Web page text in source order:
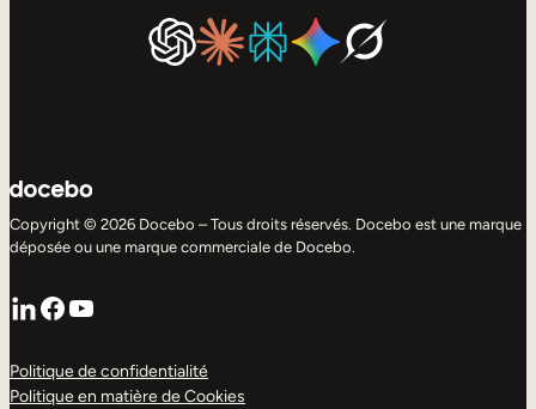
Copyright © 2026 Docebo – Tous droits réservés. Docebo est une marque
déposée ou une marque commerciale de Docebo.
LinkedIn
Facebook
YouTube
Politique de confidentialité
Politique en matière de Cookies